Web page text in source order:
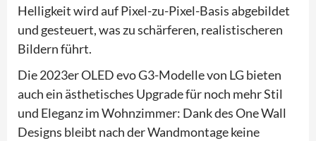
Helligkeit wird auf Pixel-zu-Pixel-Basis abgebildet
und gesteuert, was zu schärferen, realistischeren
Bildern führt.
Die 2023er OLED evo G3-Modelle von LG bieten
auch ein ästhetisches Upgrade für noch mehr Stil
und Eleganz im Wohnzimmer: Dank des One Wall
Designs bleibt nach der Wandmontage keine